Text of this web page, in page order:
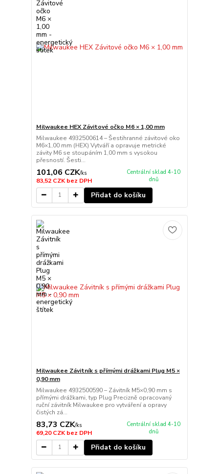
Milwaukee HEX Závitové očko M6 × 1,00 mm
Milwaukee 4932500614 – Šestihranné závitové oko
M6×1,00 mm (HEX) Vytváří a opravuje metrické
závity M6 se stoupáním 1,00 mm s vysokou
přesností. Šesti...
101,06 CZK/ks
83,52 CZKbez DPH
Centrální sklad 4-10
dnů
Přidat do košíku
Milwaukee Závitník s přímými drážkami Plug M5 ×
0,90 mm
Milwaukee 4932500590 – Závitník M5×0,90 mm s
přímými drážkami, typ Plug Precizně opracovaný
ruční závitník Milwaukee pro vytváření a opravy
čistých zá...
83,73 CZK/ks
69,20 CZKbez DPH
Centrální sklad 4-10
dnů
Přidat do košíku